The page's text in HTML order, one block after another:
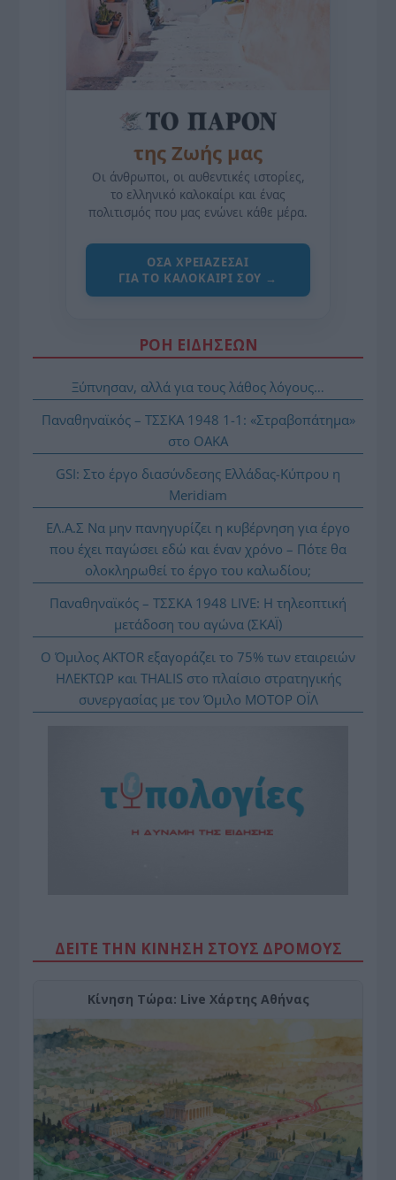
της Ζωής μας
Οι άνθρωποι, οι αυθεντικές ιστορίες,
το ελληνικό καλοκαίρι και ένας
πολιτισμός που μας ενώνει κάθε μέρα.
ΌΣΑ ΧΡΕΙΆΖΕΣΑΙ
ΓΙΑ ΤΟ ΚΑΛΟΚΑΊΡΙ ΣΟΥ →
ΡΟΗ ΕΙΔΗΣΕΩΝ
Ξύπνησαν, αλλά για τους λάθος λόγους…
Παναθηναϊκός – ΤΣΣΚΑ 1948 1-1: «Στραβοπάτημα»
στο ΟΑΚΑ
GSI: Στο έργο διασύνδεσης Ελλάδας-Κύπρου η
Meridiam
ΕΛ.Α.Σ Να μην πανηγυρίζει η κυβέρνηση για έργο
που έχει παγώσει εδώ και έναν χρόνο – Πότε θα
ολοκληρωθεί το έργο του καλωδίου;
Παναθηναϊκός – ΤΣΣΚΑ 1948 LIVE: Η τηλεοπτική
μετάδοση του αγώνα (ΣΚΑΪ)
Ο Όμιλος AKTOR εξαγοράζει το 75% των εταιρειών
ΗΛΕΚΤΩΡ και THALIS στο πλαίσιο στρατηγικής
συνεργασίας με τον Όμιλο ΜΟΤΟΡ ΟΪΛ
ΔΕΙΤΕ ΤΗΝ ΚΙΝΗΣΗ ΣΤΟΥΣ ΔΡΌΜΟΥΣ
Κίνηση Τώρα: Live Χάρτης Αθήνας